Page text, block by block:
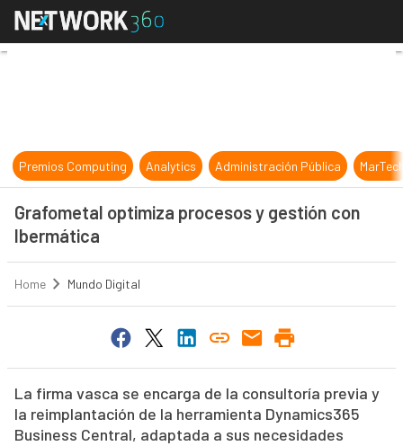
Grafometal optimiza procesos y
Premios Computing Analytics Administración Pública
Grafometal optimiza procesos y gestión con
Ibermática
Home Mundo Digital
La firma vasca se encarga de la consultoría previa y
la reimplantación de la herramienta Dynamics365
Business Central, adaptada a sus necesidades